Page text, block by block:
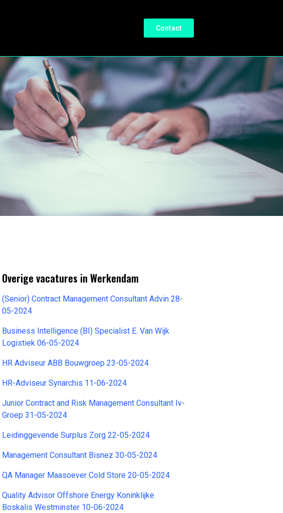
Contact
Overige vacatures in Werkendam
(Senior) Contract Management Consultant Advin 28-
05-2024
Business Intelligence (BI) Specialist E. Van Wijk
Logistiek 06-05-2024
HR Adviseur ABB Bouwgroep 23-05-2024
HR-Adviseur Synarchis 11-06-2024
Junior Contract and Risk Management Consultant Iv-
Groep 31-05-2024
Leidinggevende Surplus Zorg 22-05-2024
Management Consultant Bisnez 30-05-2024
QA Manager Maasoever Cold Store 20-05-2024
Quality Advisor Offshore Energy Koninklijke
Boskalis Westminster 10-06-2024